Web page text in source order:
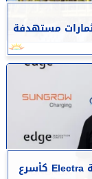
راية للمباني الذكية وSungrow تعززان مكانة Electra كأسرع